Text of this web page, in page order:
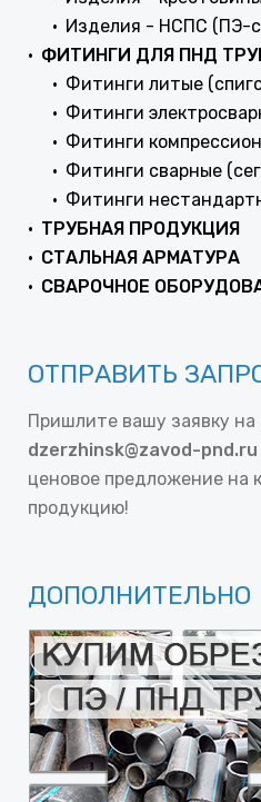
Изделия - НСПС (ПЭ-
ФИТИНГИ ДЛЯ ПНД
Фитинги литые
Фитинги
Фитинги
Фитинги сварные
Фитинги
ТРУБНАЯ ПРОДУКЦИЯ
СТАЛЬНАЯ АРМАТУРА
СВАРОЧНОЕ
ОТПРАВИТЬ
Пришлите вашу заявку на
dzerzhinsk@zavod-pnd.ru
ценовое предложение на
продукцию!
ДОПОЛНИТЕЛЬНО